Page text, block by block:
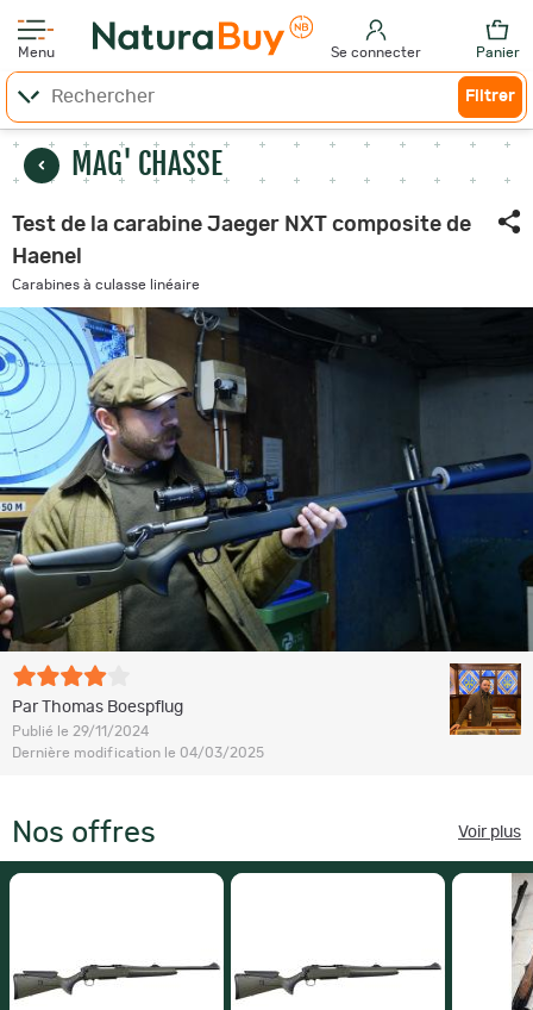
Menu Se connecter Panier
Filtrer
MAG' CHASSE
Test de la carabine Jaeger NXT composite de
Haenel
Carabines à culasse linéaire
Par Thomas Boespflug
Publié le 29/11/2024
Dernière modification le 04/03/2025
Nos offres Voir plus